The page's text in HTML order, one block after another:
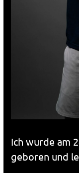
Ich wurde am
geboren und